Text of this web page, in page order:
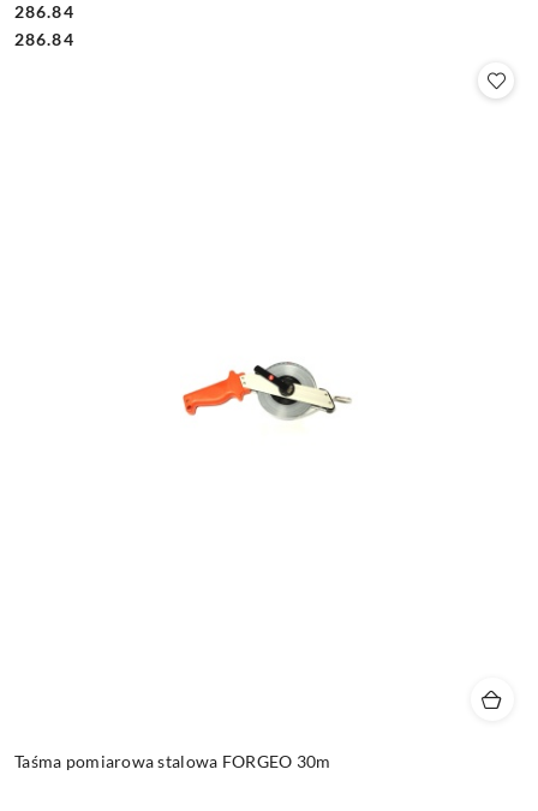
Cena:
286.84
Cena:
286.84
Taśma pomiarowa stalowa FORGEO 30m